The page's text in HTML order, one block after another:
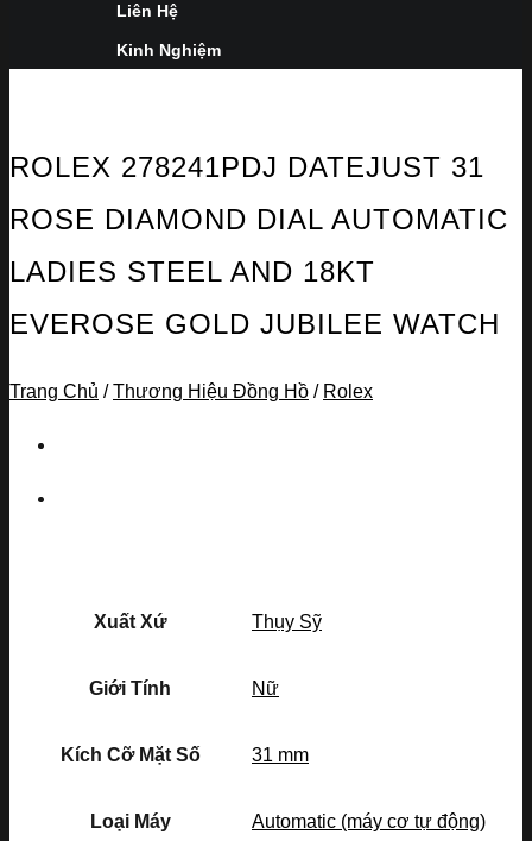
Liên Hệ
Kinh Nghiệm
ROLEX 278241PDJ DATEJUST 31
ROSE DIAMOND DIAL AUTOMATIC
LADIES STEEL AND 18KT
EVEROSE GOLD JUBILEE WATCH
Trang Chủ / Thương Hiệu Đồng Hồ / Rolex
Xuất Xứ Thụy Sỹ
Giới Tính Nữ
Kích Cỡ Mặt Số 31 mm
Loại Máy Automatic (máy cơ tự động)